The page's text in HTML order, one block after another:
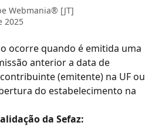
Webmania® [JT]
2025
ocorre quando é emitida uma
anterior a data de
(emitente) na UF ou
do estabelecimento na
da Sefaz: